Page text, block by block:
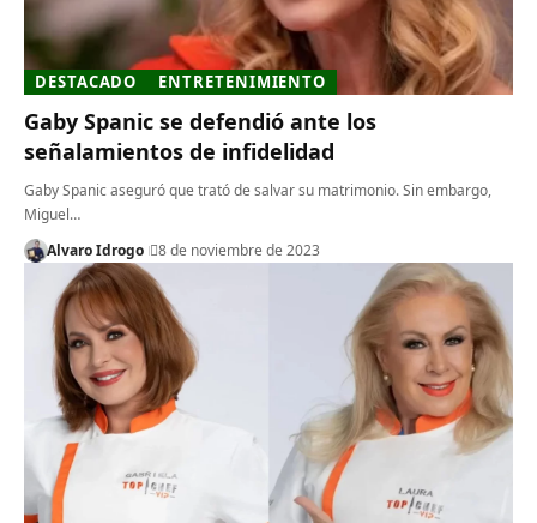
DESTACADO ENTRETENIMIENTO
Gaby Spanic se defendió ante los
señalamientos de infidelidad
Gaby Spanic aseguró que trató de salvar su matrimonio. Sin embargo,
Miguel…
Alvaro Idrogo
8 de noviembre de 2023